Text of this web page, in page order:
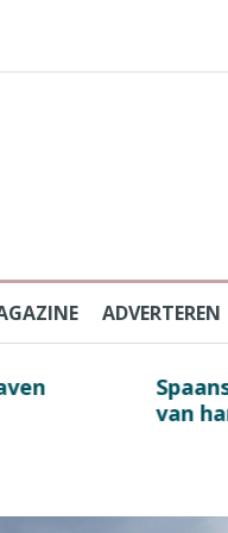
ADVERTEREN
na protesten